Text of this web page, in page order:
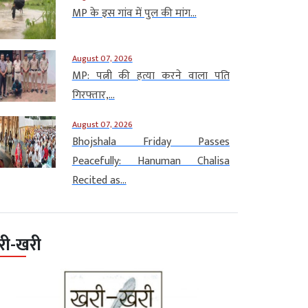
MP के इस गांव में पुल की मांग...
August 07, 2026
MP: पत्नी की हत्या करने वाला पति
गिरफ्तार,...
August 07, 2026
Bhojshala Friday Passes
Peacefully: Hanuman Chalisa
Recited as...
खरी